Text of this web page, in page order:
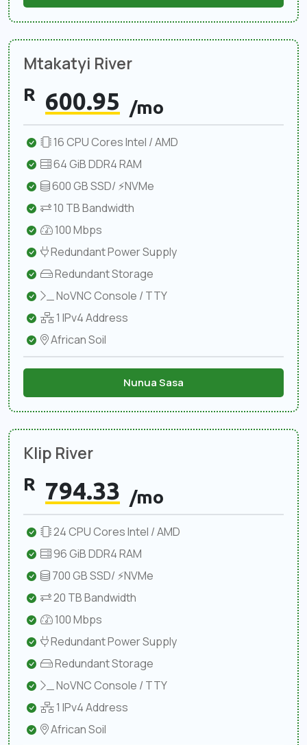
Mtakatyi River
R 600.95 /mo
16 CPU Cores Intel / AMD
64 GiB DDR4 RAM
600 GB SSD/ ⚡NVMe
10 TB Bandwidth
100 Mbps
Redundant Power Supply
Redundant Storage
NoVNC Console / TTY
1 IPv4 Address
African Soil
Nunua Sasa
Klip River
R 794.33 /mo
24 CPU Cores Intel / AMD
96 GiB DDR4 RAM
700 GB SSD/ ⚡NVMe
20 TB Bandwidth
100 Mbps
Redundant Power Supply
Redundant Storage
NoVNC Console / TTY
1 IPv4 Address
African Soil